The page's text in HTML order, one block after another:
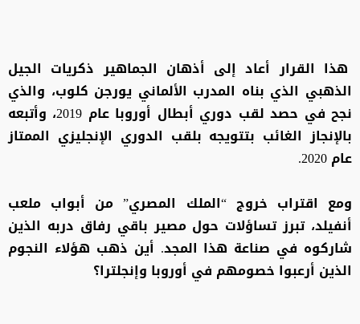
هذا القرار أعاد إلى أذهان الجماهير ذكريات الجيل
الذهبي الذي بناه المدرب الألماني يورجن كلوب، والذي
نجح في حصد لقب دوري أبطال أوروبا عام 2019، وأتبعه
بالإنجاز الغائب بتتويجه بلقب الدوري الإنجليزي الممتاز
عام 2020.
ومع اقتراب خروج “الملك المصري” من أبواب ملعب
أنفيلد، تبرز تساؤلات حول مصير باقي رفاق دربه الذين
شاركوه في صناعة هذا المجد. أين ذهب هؤلاء النجوم
الذين أرعبوا خصومهم في أوروبا وإنجلترا؟